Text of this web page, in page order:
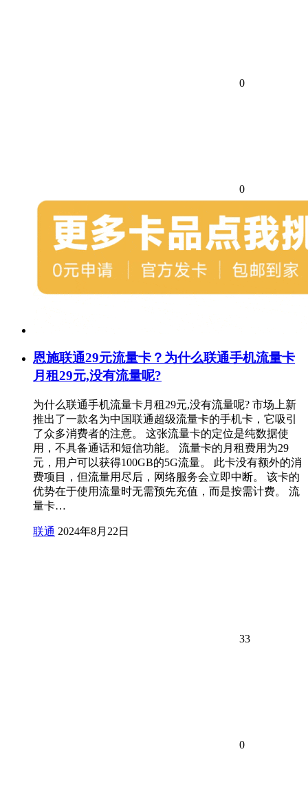
0
0
恩施联通29元流量卡？为什么联通手机流量卡
月租29元,没有流量呢?
为什么联通手机流量卡月租29元,没有流量呢? 市场上新
推出了一款名为中国联通超级流量卡的手机卡，它吸引
了众多消费者的注意。 这张流量卡的定位是纯数据使
用，不具备通话和短信功能。 流量卡的月租费用为29
元，用户可以获得100GB的5G流量。 此卡没有额外的消
费项目，但流量用尽后，网络服务会立即中断。 该卡的
优势在于使用流量时无需预先充值，而是按需计费。 流
量卡…
联通 2024年8月22日
33
0